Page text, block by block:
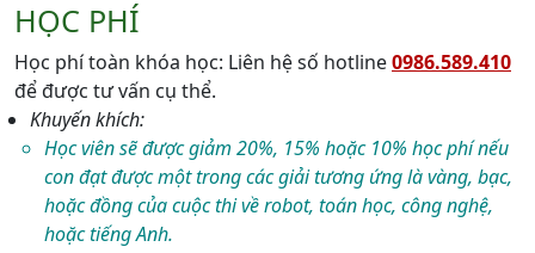
HỌC PHÍ
Học phí toàn khóa học: Liên hệ số hotline0986.589.410
để được tư vấn cụ thể.
Khuyến khích:
Học viên sẽ được giảm 20%, 15% hoặc 10% học phí nếu
con đạt được một trong các giải tương ứng là vàng, bạc,
hoặc đồng của cuộc thi về robot, toán học, công nghệ,
hoặc tiếng Anh.